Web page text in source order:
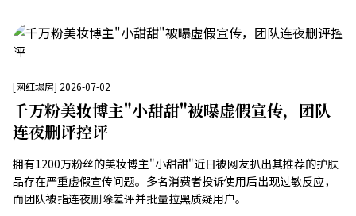
[网红塌房] 2026-07-02
千万粉美妆博主"小甜甜"被曝虚假宣传，团队
连夜删评控评
拥有1200万粉丝的美妆博主"小甜甜"近日被网友扒出其推荐的护肤
品存在严重虚假宣传问题。多名消费者投诉使用后出现过敏反应，
而团队被指连夜删除差评并批量拉黑质疑用户。